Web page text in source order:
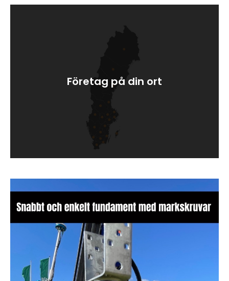
Företag på din ort